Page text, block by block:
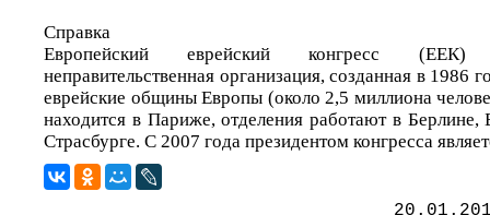
Справка
Европейский еврейский конгресс
неправительственная организация, созданная в 1986
еврейские общины Европы (около 2,5 миллиона
находится в Париже, отделения работают в
Страсбурге. С 2007 года президентом конгресса